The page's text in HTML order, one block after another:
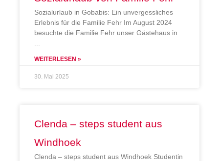
Sozialurlaub in Gobabis: Ein unvergessliches
Erlebnis für die Familie Fehr Im August 2024
besuchte die Familie Fehr unser Gästehaus in
WEITERLESEN »
30. Mai 2025
Clenda – steps student aus
Windhoek
Clenda – steps student aus Windhoek Studentin